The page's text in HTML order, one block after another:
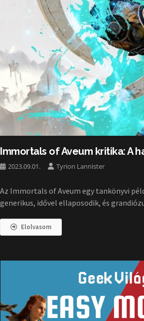
Immortals of Aveum kritika: A
2023.09.01. Tyrion Lannister
Az Immortals of Aveum egy tankönyvi
generikus, idővel ellaposodik, és
Elolvasom